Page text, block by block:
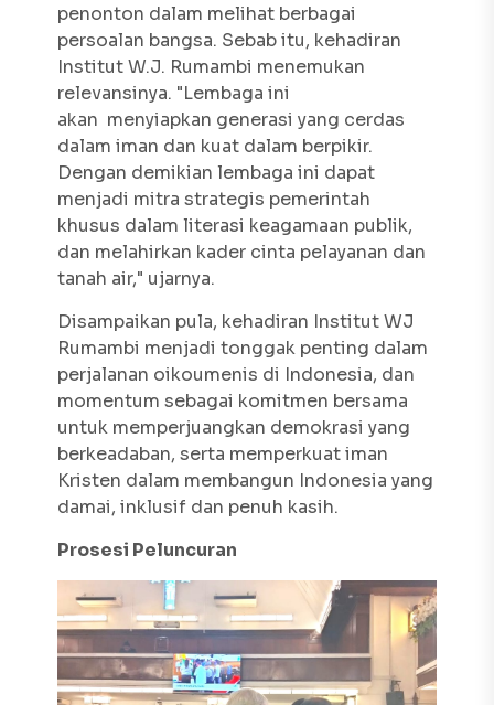
penonton dalam melihat berbagai
persoalan bangsa. Sebab itu, kehadiran
Institut W.J. Rumambi menemukan
relevansinya. "Lembaga ini
akan menyiapkan generasi yang cerdas
dalam iman dan kuat dalam berpikir.
Dengan demikian lembaga ini dapat
menjadi mitra strategis pemerintah
khusus dalam literasi keagamaan publik,
dan melahirkan kader cinta pelayanan dan
tanah air," ujarnya.
Disampaikan pula, kehadiran Institut WJ
Rumambi menjadi tonggak penting dalam
perjalanan oikoumenis di Indonesia, dan
momentum sebagai komitmen bersama
untuk memperjuangkan demokrasi yang
berkeadaban, serta memperkuat iman
Kristen dalam membangun Indonesia yang
damai, inklusif dan penuh kasih.
Prosesi Peluncuran